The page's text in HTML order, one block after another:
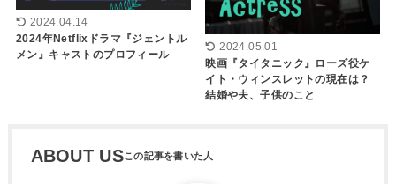
2024.04.14
2024年Netflixドラマ『ジェントル
メン』キャストのプロフィール
2024.05.01
映画『タイタニック』ローズ役ケ
イト・ウィンスレットの現在は？
結婚や夫、子供のこと
ABOUT US